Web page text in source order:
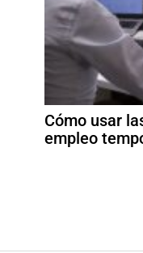
Cómo usar
empleo